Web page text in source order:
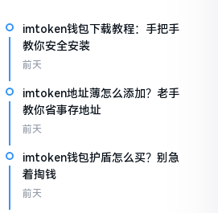
imtoken钱包下载教程：手把手
教你安全安装
前天
imtoken地址薄怎么添加？老手
教你省事存地址
前天
imtoken钱包护盾怎么买？别急
着掏钱
前天